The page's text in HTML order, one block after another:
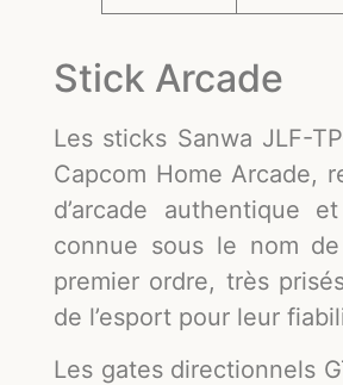
Stick Arcade
Les sticks Sanwa JLF-
Capcom Home Arcade,
d’arcade authentique
connue sous le nom
premier ordre, très
de l’esport pour leur
Les gates directionnels